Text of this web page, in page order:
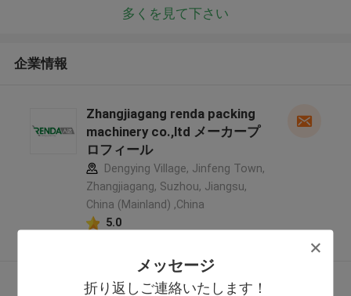
メッセージ
折り返しご連絡いたします！
多くを見て下さい
企業情報
Zhangjiagang renda packing
machinery co.,ltd メーカープ
ロフィール
Dengying Village, Jinfeng Town,
Zhangjiagang, Suzhou, Jiangsu,
China (Mainland) ,China
5.0
多くを見て下さい